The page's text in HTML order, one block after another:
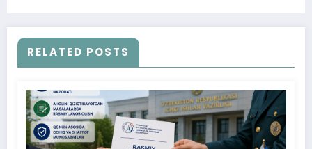
RELATED POSTS